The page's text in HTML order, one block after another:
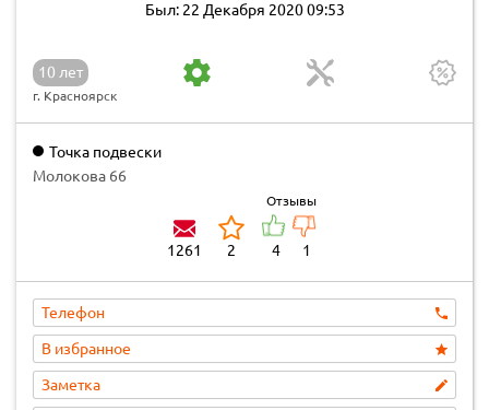
Был: 22 Декабря 2020 09:53
10 лет
г. Красноярск
Точка подвески
Молокова 66
1261 2
Отзывы
4 1
Телефон
В избранное
Заметка